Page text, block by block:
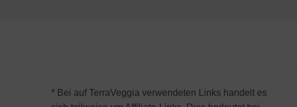
* Bei auf TerraVeggia verwendeten Links handelt es